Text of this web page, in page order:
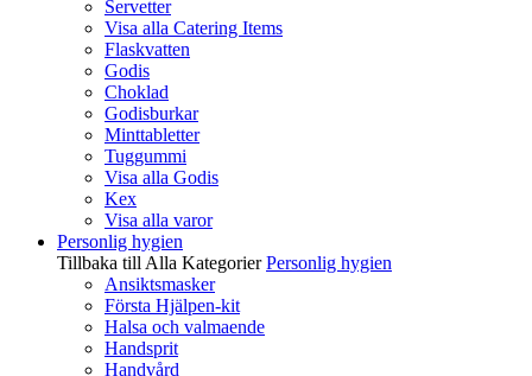
Servetter
Visa alla Catering Items
Flaskvatten
Godis
Choklad
Godisburkar
Minttabletter
Tuggummi
Visa alla Godis
Kex
Visa alla varor
Personlig hygien
Tillbaka till Alla Kategorier Personlig hygien
Ansiktsmasker
Första Hjälpen-kit
Halsa och valmaende
Handsprit
Handvård